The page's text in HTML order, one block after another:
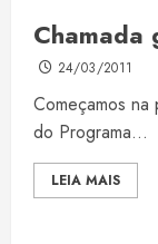
Chamada
24/03/2011
Começamos
do Programa...
LEIA MAIS